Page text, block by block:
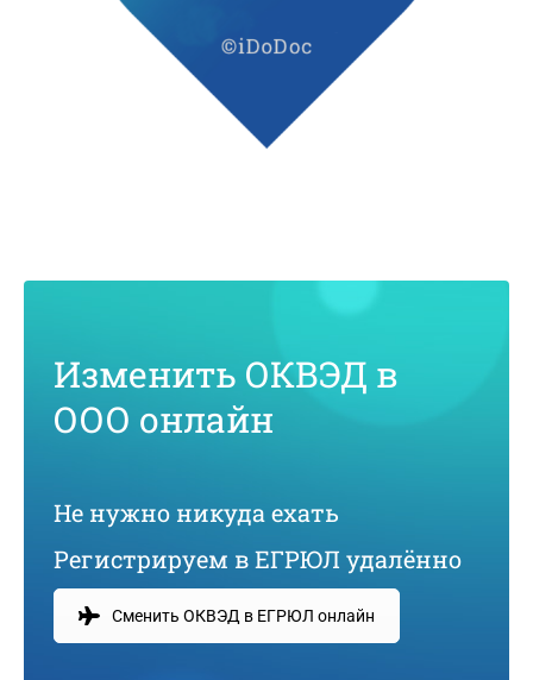
Изменить ОКВЭД в
ООО онлайн
Не нужно никуда ехать
Регистрируем в ЕГРЮЛ удалённо
Сменить ОКВЭД в ЕГРЮЛ онлайн